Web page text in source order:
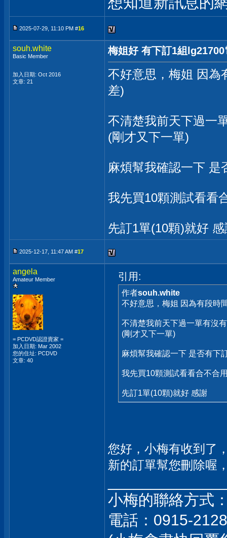
2025-07-29, 11:10 PM #16
souh.white
Basic Member
加入日期: Oct 2016
文章: 21
梅姐好 有下訂1組lg21700
不好意思，梅姐 因為
差)
不清楚我前天下過一
(剛才又下一單)
麻煩幫我確認一下 是
我先買10顆測試看看
先訂1單(10顆)就好
2025-12-17, 11:47 AM #17
angela
Amateur Member
= PCDVD認證賣家 =
加入日期: Mar 2002
您的住址: PCDVD
文章: 40
引用:
作者souh.white
不好意思，梅姐 因為有段時
不清楚我前天下過一單有沒
(剛才又下一單)
麻煩幫我確認一下 是否有下
我先買10顆測試看看合不合
先訂1單(10顆)就好 感謝
您好，小梅有收到了
新的訂單幫您刪除喔
小梅的聯絡方式
電話：0915-